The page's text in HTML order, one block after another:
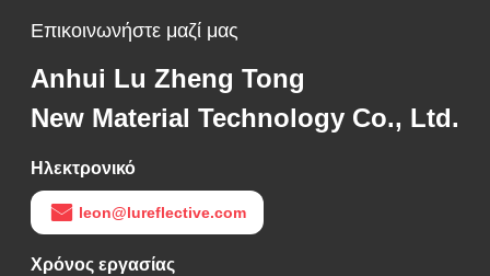
Επικοινωνήστε μαζί μας
Anhui Lu Zheng Tong
New Material Technology Co., Ltd.
Ηλεκτρονικό
leon@lureflective.com
Χρόνος εργασίας